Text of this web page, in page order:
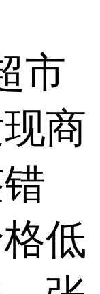
市
商
低